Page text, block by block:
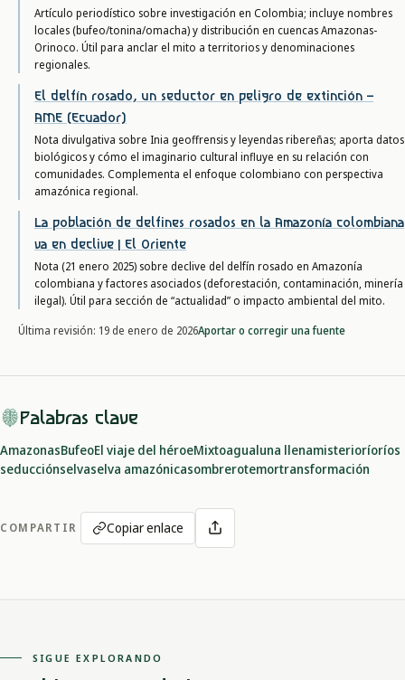
Artículo periodístico sobre investigación en Colombia; incluye nombres
locales (bufeo/tonina/omacha) y distribución en cuencas Amazonas-
Orinoco. Útil para anclar el mito a territorios y denominaciones
regionales.
El delfín rosado, un seductor en peligro de extinción –
AME (Ecuador)
Nota divulgativa sobre Inia geoffrensis y leyendas ribereñas; aporta datos
biológicos y cómo el imaginario cultural influye en su relación con
comunidades. Complementa el enfoque colombiano con perspectiva
amazónica regional.
La población de delfines rosados en la Amazonía colombiana
va en declive | El Oriente
Nota (21 enero 2025) sobre declive del delfín rosado en Amazonía
colombiana y factores asociados (deforestación, contaminación, minería
ilegal). Útil para sección de “actualidad” o impacto ambiental del mito.
Última revisión: 19 de enero de 2026Aportar o corregir una fuente
Palabras clave
AmazonasBufeoEl viaje del héroeMixtoagualuna llenamisterioríoríos
seducciónselvaselva amazónicasombrerotemortransformación
COMPARTIR Copiar enlace
SIGUE EXPLORANDO